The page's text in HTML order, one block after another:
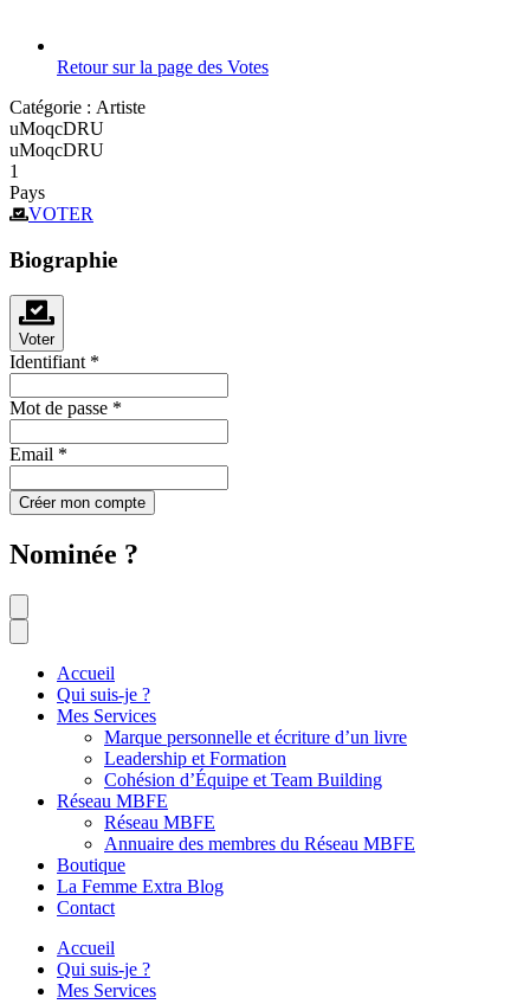
Retour sur la page des Votes
Catégorie : Artiste
uMoqcDRU
uMoqcDRU
1
Pays
VOTER
Biographie
Voter
Identifiant *
Mot de passe *
Email *
Créer mon compte
Nominée ?
Accueil
Qui suis-je ?
Mes Services
Marque personnelle et écriture d’un livre
Leadership et Formation
Cohésion d’Équipe et Team Building
Réseau MBFE
Réseau MBFE
Annuaire des membres du Réseau MBFE
Boutique
La Femme Extra Blog
Contact
Accueil
Qui suis-je ?
Mes Services